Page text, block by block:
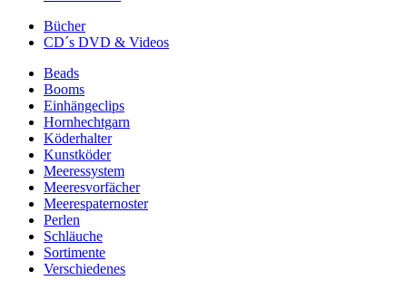
Bücher
CD´s DVD & Videos
Beads
Booms
Einhängeclips
Hornhechtgarn
Köderhalter
Kunstköder
Meeressystem
Meeresvorfächer
Meerespaternoster
Perlen
Schläuche
Sortimente
Verschiedenes